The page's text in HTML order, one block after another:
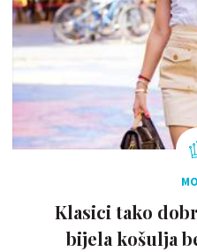
Klasici tako
bijela košulja